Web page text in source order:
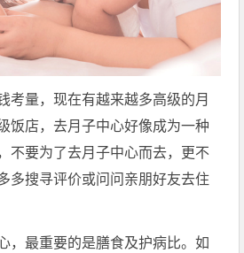
考量，现在有越来越多高级的月
饭店，去月子中心好像成为一种
不要为了去月子中心而去，更不
多搜寻评价或问问亲朋好友去住
，最重要的是膳食及护病比。如